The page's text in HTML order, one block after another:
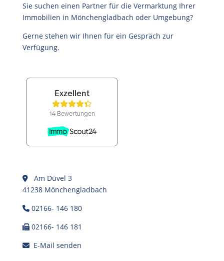
Sie suchen einen Partner für die Vermarktung Ihrer
Immobilien in Mönchengladbach oder Umgebung?
Gerne stehen wir Ihnen für ein Gespräch zur
Verfügung.
Am Düvel 3
41238 Mönchengladbach
02166- 146 180
02166- 146 181
E-Mail senden